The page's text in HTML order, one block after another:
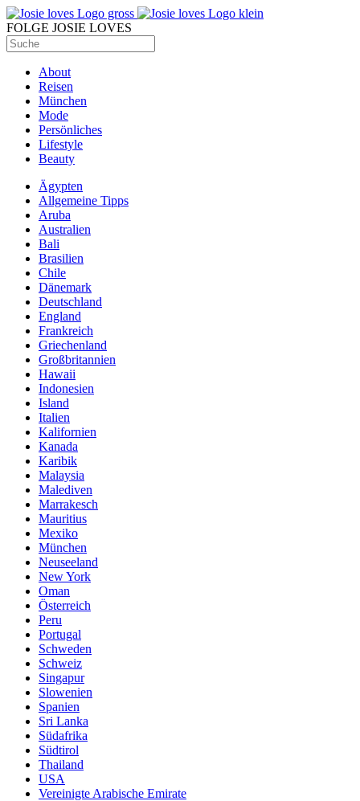
FOLGE JOSIE LOVES
About
Reisen
München
Mode
Persönliches
Lifestyle
Beauty
Ägypten
Allgemeine Tipps
Aruba
Australien
Bali
Brasilien
Chile
Dänemark
Deutschland
England
Frankreich
Griechenland
Großbritannien
Hawaii
Indonesien
Island
Italien
Kalifornien
Kanada
Karibik
Malaysia
Malediven
Marrakesch
Mauritius
Mexiko
München
Neuseeland
New York
Oman
Österreich
Peru
Portugal
Schweden
Schweiz
Singapur
Slowenien
Spanien
Sri Lanka
Südafrika
Südtirol
Thailand
USA
Vereinigte Arabische Emirate